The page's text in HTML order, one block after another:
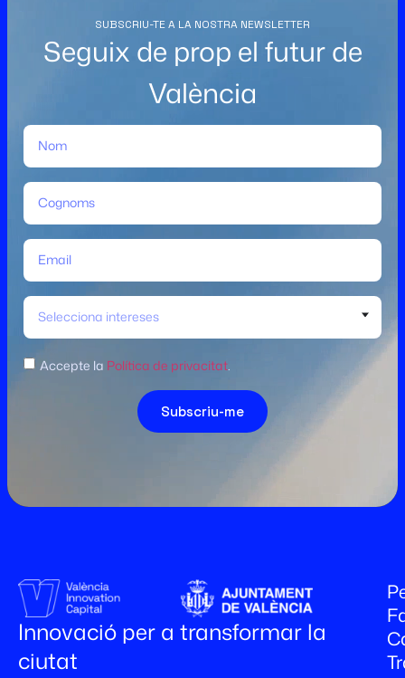
SUBSCRIU-TE A LA NOSTRA NEWSLETTER
Seguix de prop el futur de
València
Selecciona intereses
Accepte la Política de privacitat
Subscriu-me
Innovació per a transformar la
ciutat